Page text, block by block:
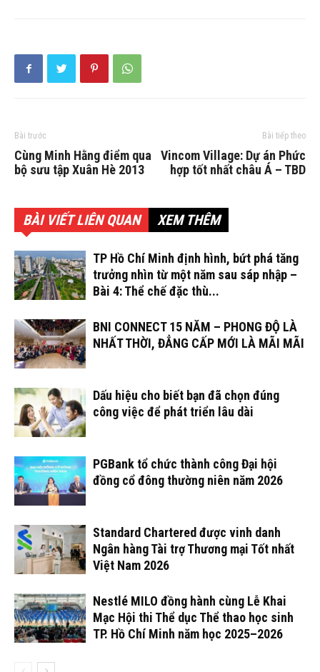
Bài trước
Cùng Minh Hằng điểm qua
bộ sưu tập Xuân Hè 2013
Bài tiếp theo
Vincom Village: Dự án Phức
hợp tốt nhất châu Á – TBD
BÀI VIẾT LIÊN QUAN XEM THÊM
TP Hồ Chí Minh định hình, bứt phá tăng
trưởng nhìn từ một năm sau sáp nhập –
Bài 4: Thể chế đặc thù...
BNI CONNECT 15 NĂM – PHONG ĐỘ LÀ
NHẤT THỜI, ĐẲNG CẤP MỚI LÀ MÃI MÃI
Dấu hiệu cho biết bạn đã chọn đúng
công việc để phát triển lâu dài
PGBank tổ chức thành công Đại hội
đồng cổ đông thường niên năm 2026
Standard Chartered được vinh danh
Ngân hàng Tài trợ Thương mại Tốt nhất
Việt Nam 2026
Nestlé MILO đồng hành cùng Lễ Khai
Mạc Hội thi Thể dục Thể thao học sinh
TP. Hồ Chí Minh năm học 2025–2026